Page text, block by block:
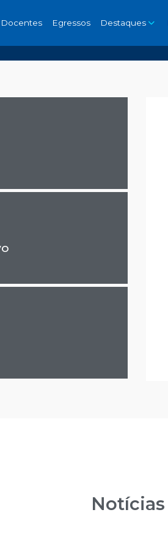
Docentes Egressos Destaques
Notícias